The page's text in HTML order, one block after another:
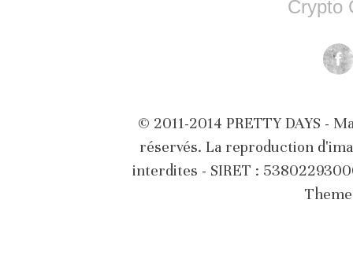
Crypto
© 2011-2014 PRETTY DAYS -
réservés. La reproduction
interdites - SIRET :